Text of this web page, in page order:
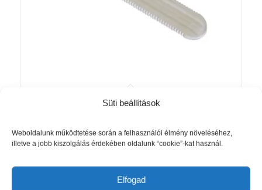
Süti beállítások
Weboldalunk működtetése során a felhasználói élmény növeléséhez,
illetve a jobb kiszolgálás érdekében oldalunk “cookie”-kat használ.
Elfogad
13mm alumínium karnis toldó